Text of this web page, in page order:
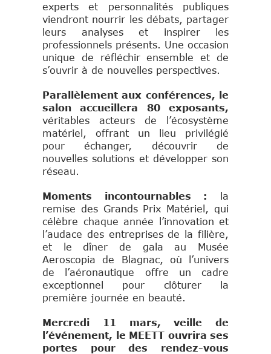
experts et personnalités publiques
viendront nourrir les débats, partager
leurs analyses et inspirer les
professionnels présents. Une occasion
unique de réfléchir ensemble et de
s’ouvrir à de nouvelles perspectives.
Parallèlement aux conférences, le
salon accueillera 80 exposants,
véritables acteurs de l’écosystème
matériel, offrant un lieu privilégié
pour échanger, découvrir de
nouvelles solutions et développer son
réseau.
Moments incontournables : la
remise des Grands Prix Matériel, qui
célèbre chaque année l’innovation et
l’audace des entreprises de la filière,
et le dîner de gala au Musée
Aeroscopia de Blagnac, où l’univers
de l’aéronautique offre un cadre
exceptionnel pour clôturer la
première journée en beauté.
Mercredi 11 mars, veille de
l’événement, le MEETT ouvrira ses
portes pour des rendez-vous